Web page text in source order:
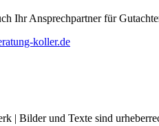
Ihr Ansprechpartner für
koller.de
| Bilder und Texte sind